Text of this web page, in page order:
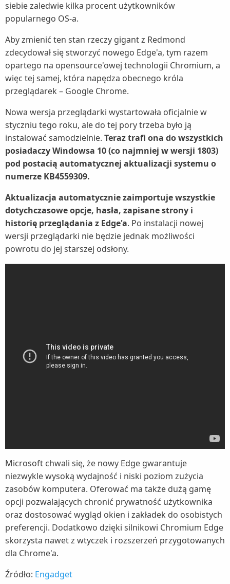
siebie zaledwie kilka procent użytkowników
popularnego OS-a.
Aby zmienić ten stan rzeczy gigant z Redmond
zdecydował się stworzyć nowego Edge'a, tym razem
opartego na opensource'owej technologii Chromium, a
więc tej samej, która napędza obecnego króla
przeglądarek – Google Chrome.
Nowa wersja przeglądarki wystartowała oficjalnie w
styczniu tego roku, ale do tej pory trzeba było ją
instalować samodzielnie. Teraz trafi ona do wszystkich
posiadaczy Windowsa 10 (co najmniej w wersji 1803)
pod postacią automatycznej aktualizacji systemu o
numerze KB4559309.
Aktualizacja automatycznie zaimportuje wszystkie
dotychczasowe opcje, hasła, zapisane strony i
historię przeglądania z Edge'a. Po instalacji nowej
wersji przeglądarki nie będzie jednak możliwości
powrotu do jej starszej odsłony.
Microsoft chwali się, że nowy Edge gwarantuje
niezwykle wysoką wydajność i niski poziom zużycia
zasobów komputera. Oferować ma także dużą gamę
opcji pozwalających chronić prywatność użytkownika
oraz dostosować wygląd okien i zakładek do osobistych
preferencji. Dodatkowo dzięki silnikowi Chromium Edge
skorzysta nawet z wtyczek i rozszerzeń przygotowanych
dla Chrome'a.
Źródło: Engadget